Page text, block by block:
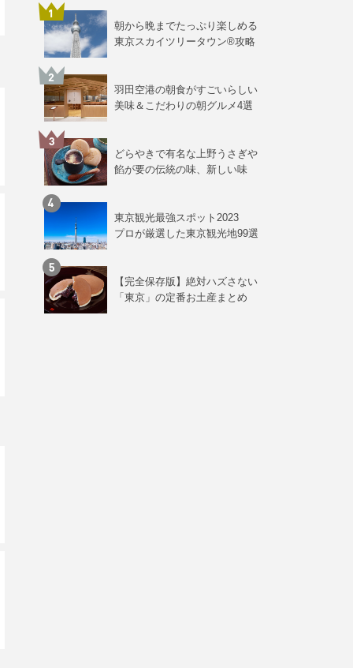
朝から晩までたっぷり楽しめる
東京スカイツリータウン®攻略
羽田空港の朝食がすごいらしい
美味＆こだわりの朝グルメ4選
どらやきで有名な上野うさぎや
餡が要の伝統の味、新しい味
東京観光最強スポット2023
プロが厳選した東京観光地99選
【完全保存版】絶対ハズさない
「東京」の定番お土産まとめ